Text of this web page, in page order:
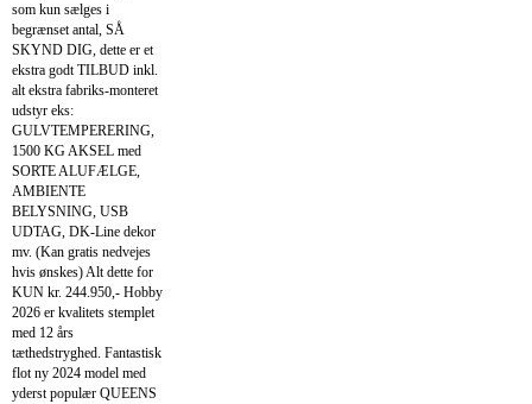
som kun sælges i
begrænset antal, SÅ
SKYND DIG, dette er et
ekstra godt TILBUD inkl.
alt ekstra fabriks-monteret
udstyr eks:
GULVTEMPERERING,
1500 KG AKSEL med
SORTE ALUFÆLGE,
AMBIENTE
BELYSNING, USB
UDTAG, DK-Line dekor
mv. (Kan gratis nedvejes
hvis ønskes) Alt dette for
KUN kr. 244.950,- Hobby
2026 er kvalitets stemplet
med 12 års
tæthedstryghed. Fantastisk
flot ny 2024 model med
yderst populær QUEENS